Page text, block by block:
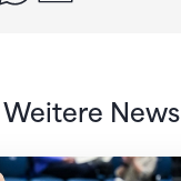
Weitere News